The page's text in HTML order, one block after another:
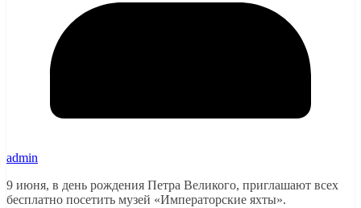
admin
9 июня, в день рождения Петра Великого, приглашают всех
бесплатно посетить музей «Императорские яхты».